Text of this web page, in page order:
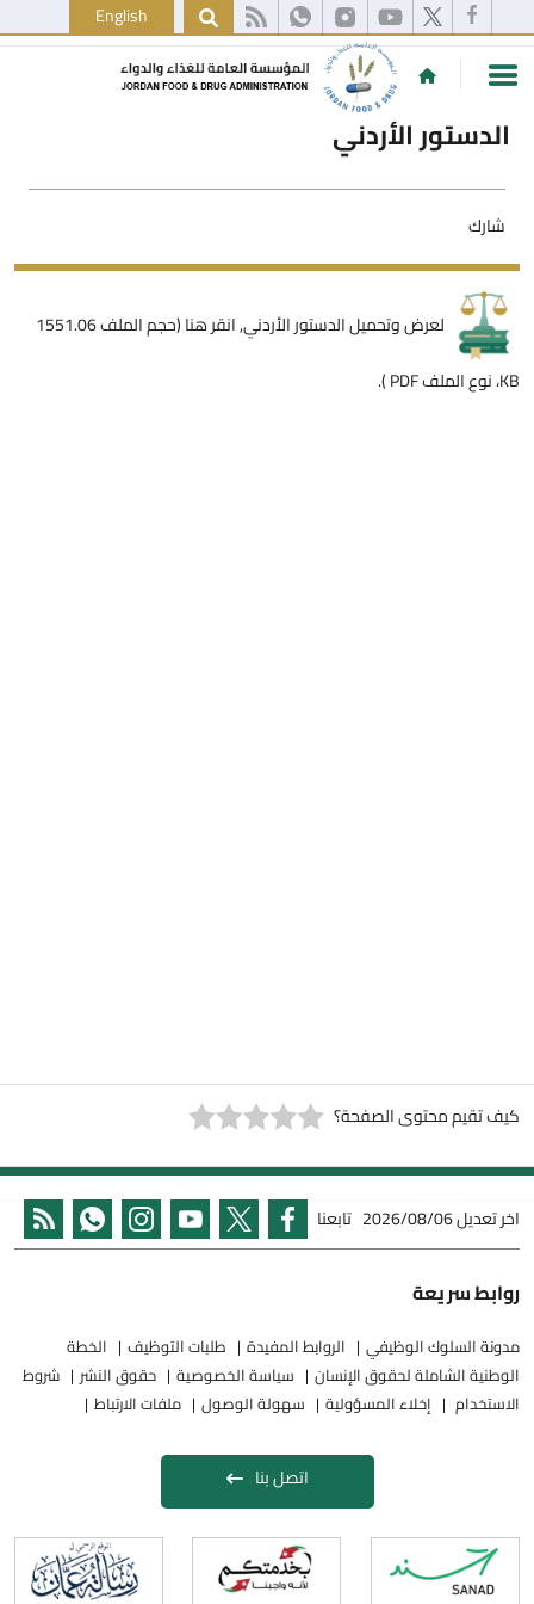
English
الدستور الأردني
شارك
لعرض وتحميل الدستور الأردني,
انقر هنا (حجم الملف 1551.06
KB، نوع الملف PDF )
.
كيف تقيم محتوى الصفحة؟
اخر تعديل2026/08/06 تابعنا
روابط سريعة
مدونة السلوك الوظيفي الروابط المفيدة طلبات التوظيف
الخطة
الوطنية الشاملة لحقوق الإنسان
سياسة الخصوصية حقوق النشر
شروط
الاستخدام
إخلاء المسؤولية سهولة الوصول ملفات الارتباط
اتصل بنا